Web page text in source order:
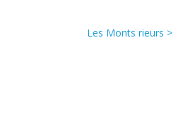
Les Monts rieurs >